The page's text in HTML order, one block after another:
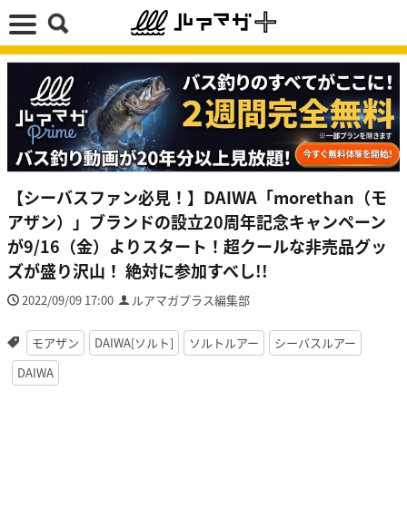
【シーバスファン必見！】DAIWA「morethan（モ
アザン）」ブランドの設立20周年記念キャンペーン
が9/16（金）よりスタート！超クールな非売品グッ
ズが盛り沢山！ 絶対に参加すべし!!
2022/09/09 17:00 ルアマガプラス編集部
モアザン DAIWA[ソルト] ソルトルアー
シーバスルアー
DAIWA